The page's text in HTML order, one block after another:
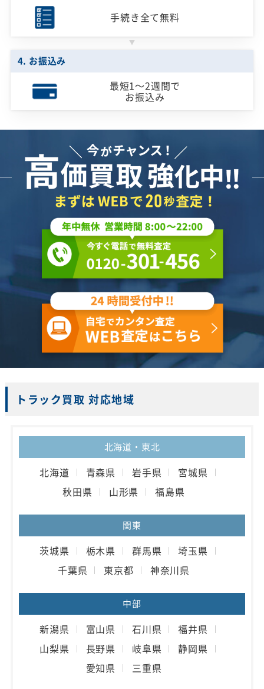
手続き全て無料
4. お振込み
最短1～2週間で
お振込み
トラック買取 対応地域
北海道・東北
北海道 青森県 岩手県
宮城県
秋田県
山形県 福島県
関東
茨城県 栃木県 群馬県
埼玉県
千葉県
東京都 神奈川県
中部
新潟県 富山県 石川県
福井県
山梨県
長野県 岐阜県
静岡県
愛知県
三重県